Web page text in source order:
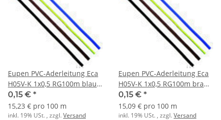
Eupen PVC-Aderleitung Eca
H05V-K 1x0,5 RG100m blau
RAL5003
0,15 € *
15,23 € pro 100 m
inkl. 19% USt. , zzgl.Versand
Eupen PVC-Aderleitung Eca
H05V-K 1x0,5 RG100m braun
RAL8003
0,15 € *
15,09 € pro 100 m
inkl. 19% USt. , zzgl.Versand